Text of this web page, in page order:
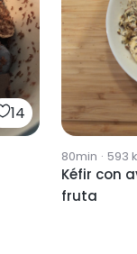
14
80min · 593
Kéfir con
fruta